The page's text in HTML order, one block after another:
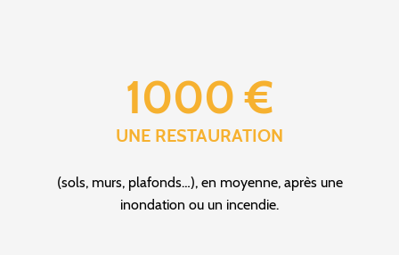
1000 €
UNE RESTAURATION
(sols, murs, plafonds…), en moyenne, après une
inondation ou un incendie.